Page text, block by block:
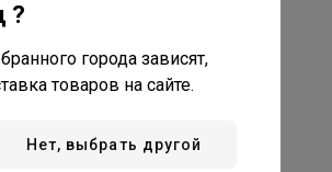
?
города зависят,
товаров на сайте.
Нет, выбрать другой